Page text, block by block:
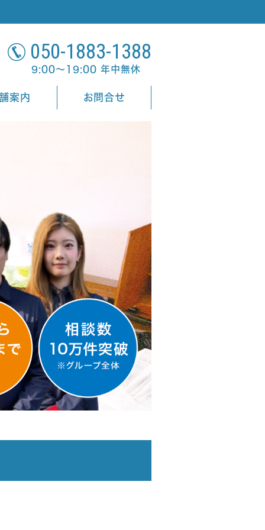
050-1883-1388
9:00～19:00 年中無休
案内 お問合せ